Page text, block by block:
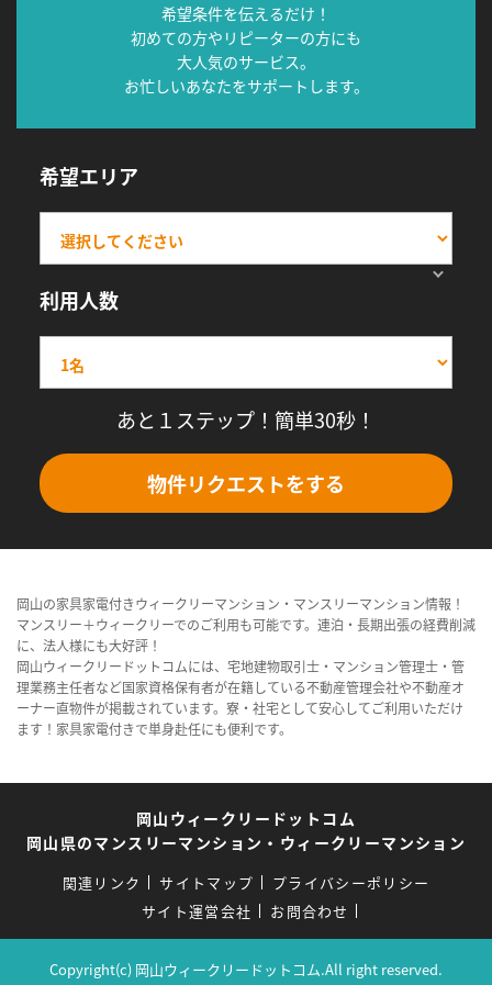
希望条件を伝えるだけ！
初めての方やリピーターの方にも
大人気のサービス。
お忙しいあなたをサポートします。
希望エリア
利用人数
あと１ステップ！簡単30秒！
物件リクエストをする
岡山の家具家電付きウィークリーマンション・マンスリーマンション情報！
マンスリー＋ウィークリーでのご利用も可能です。連泊・長期出張の経費削減
に、法人様にも大好評！
岡山ウィークリードットコムには、宅地建物取引士・マンション管理士・管
理業務主任者など国家資格保有者が在籍している不動産管理会社や不動産オ
ーナー直物件が掲載されています。寮・社宅として安心してご利用いただけ
ます！家具家電付きで単身赴任にも便利です。
岡山ウィークリードットコム
岡山県のマンスリーマンション・ウィークリーマンション
関連リンク サイトマップ
プライバシーポリシー
サイト運営会社
お問合わせ
Copyright(c) 岡山ウィークリードットコム.All right reserved.